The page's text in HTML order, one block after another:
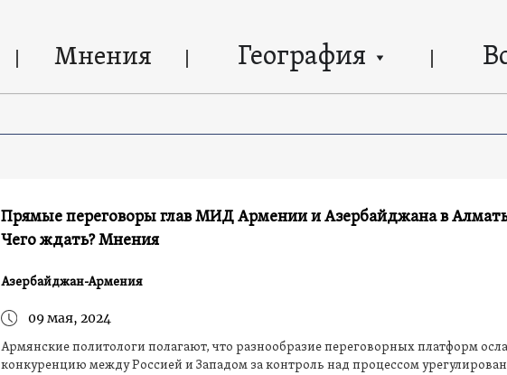
Мнения География
Прямые переговоры глав МИД Армении и Азербайджана в
Чего ждать? Мнения
Азербайджан-Армения
09 мая, 2024
Армянские политологи полагают, что разнообразие переговорных платформ
конкуренцию между Россией и Западом за контроль над процессом